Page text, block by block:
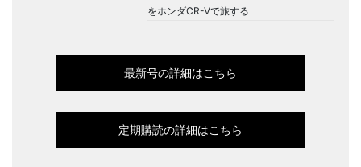
をホンダCR-Vで旅する
最新号の詳細はこちら
定期購読の詳細はこちら